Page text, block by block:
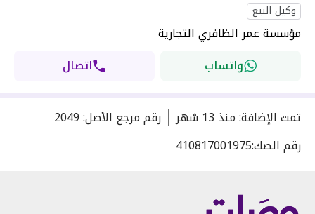
وكيل البيع
مؤسسة عمر الظافري التجارية
واتساب
اتصال
تمت الإضافة:منذ 13 شهر رقم مرجع الأصل:
2049
رقم الصك:410817001975